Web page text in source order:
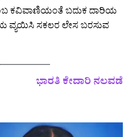
ಕವಿವಾಣಿಯಂತೆ ಬದುಕ ದಾರಿಯ
ಸಕಲರ ಲೇಸ ಬರಸುವ
ಭಾರತಿ ಕೇದಾರಿ ನಲವಡೆ